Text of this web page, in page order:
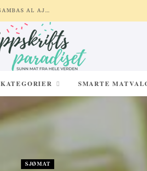
REKER MED HVITLØK OG SITRON – ENKEL OPPSKRIFT (GAMBAS AL AJILLO)
KATEGORIER SMARTE
SJØMAT